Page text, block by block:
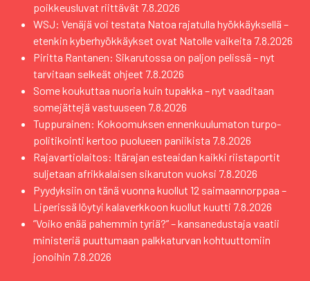
poikkeusluvat riittävät 7.8.2026
WSJ: Venäjä voi testata Natoa rajatulla hyökkäyksellä –
etenkin kyberhyökkäykset ovat Natolle vaikeita 7.8.2026
Piritta Rantanen: Sikarutossa on paljon pelissä – nyt
tarvitaan selkeät ohjeet 7.8.2026
Some koukuttaa nuoria kuin tupakka – nyt vaaditaan
somejättejä vastuuseen 7.8.2026
Tuppurainen: Kokoomuksen ennenkuulumaton turpo-
politikointi kertoo puolueen paniikista 7.8.2026
Rajavartiolaitos: Itärajan esteaidan kaikki riistaportit
suljetaan afrikkalaisen sikaruton vuoksi 7.8.2026
Pyydyksiin on tänä vuonna kuollut 12 saimaannorppaa –
Liperissä löytyi kalaverkkoon kuollut kuutti 7.8.2026
”Voiko enää pahemmin tyriä?” – kansanedustaja vaatii
ministeriä puuttumaan palkkaturvan kohtuuttomiin
jonoihin 7.8.2026